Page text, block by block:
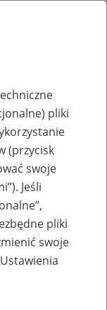
pracy
pliki
(przycisk
swoje
Jeśli
pliki
swoje